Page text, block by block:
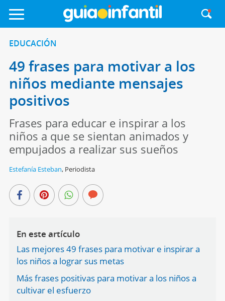
EDUCACIÓN
49 frases para motivar a los
niños mediante mensajes
positivos
Frases para educar e inspirar a los
niños a que se sientan animados y
empujados a realizar sus sueños
Estefanía Esteban, Periodista
En este artículo
Las mejores 49 frases para motivar e inspirar a
los niños a lograr sus metas
Más frases positivas para motivar a los niños a
cultivar el esfuerzo